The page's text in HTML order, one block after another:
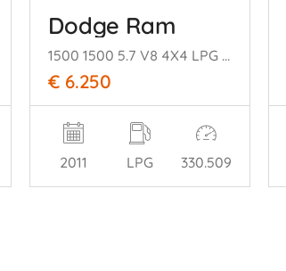
Dodge Ram
1500 1500 5.7 V8 4X4 LPG Crew Cab 5'7 Laramie Schuifdak Leder SBL LRHZ AHK
€ 6.250
2011 LPG 330.509